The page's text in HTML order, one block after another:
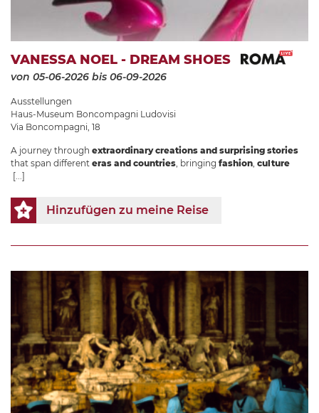
VANESSA NOEL - DREAM SHOES
von 05-06-2026 bis 06-09-2026
Ausstellungen
Haus-Museum Boncompagni Ludovisi
Via Boncompagni, 18
A journey through extraordinary creations and surprising stories
that span different eras and countries , bringing fashion culture
[...]
Hinzufügen zu meine Reise